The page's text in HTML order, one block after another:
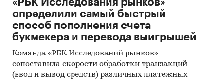
«РБК Исследования рынков»
определили самый быстрый
способ пополнения счета
букмекера и перевода выигрышей
Команда «РБК Исследований рынков»
сопоставила скорости обработки транзакций
(ввод и вывод средств) различных платежных